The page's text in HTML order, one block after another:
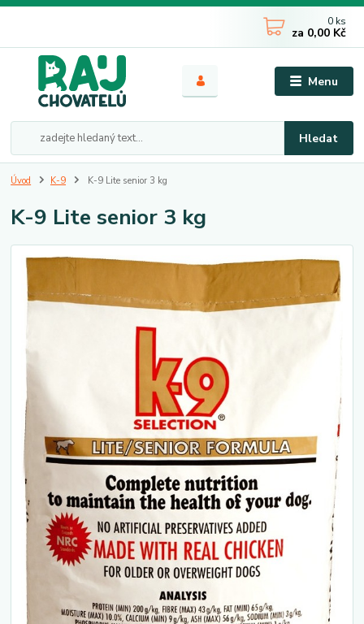
Menu
Hledat
0 ks
za 0,00 Kč
Úvod K-9 K-9 Lite senior 3 kg
K-9 Lite senior 3 kg